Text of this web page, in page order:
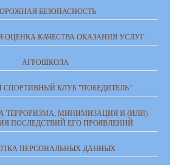
БЕЗОПАСНОСТЬ
ОЦЕНКА КАЧЕСТВА ОКАЗАНИЯ УСЛУГ
АГРОШКОЛА
КЛУБ "ПОБЕДИТЕЛЬ"
ТЕРРОРИЗМА, МИНИМИЗАЦИЯ И (ИЛИ)
ПОСЛЕДСТВИЙ ЕГО ПРОЯВЛЕНИЙ
ПЕРСОНАЛЬНЫХ ДАННЫХ